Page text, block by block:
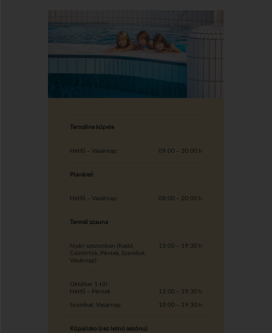
Termálne kúpele
Hétfő – Vasárnap: 09:00 – 20:00 h
Plaváreň
Hétfő – Vasárnap: 08:00 – 20:00 h
Termál szauna
Nyári szezonban (Kedd,
Csütörtök, Péntek, Szombat,
Vasárnap):
13:00 – 19:30 h
Október 1-től:
Hétfő – Péntek
Szombat, Vasárnap
13:00 – 19:30 h
10:00 – 19:30 h
Kúpalisko (cez letnú sezónu)